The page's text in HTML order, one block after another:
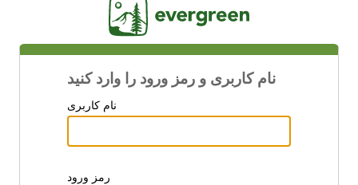
نام کاربری و رمز ورود را وارد کنید
نام کاربری
رمز ورود